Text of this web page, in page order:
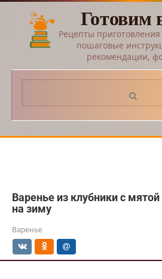
Перейти
контенту
Готовим
Рецепты
пошаговые
рекомендации,
Варенье из клубники с
на зиму
Варенье